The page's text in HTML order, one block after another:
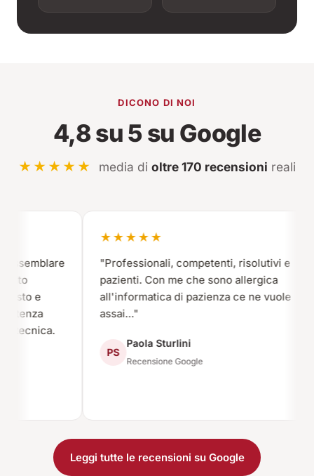
DICONO DI NOI
4,8 su 5 su Google
★★★★★ media di oltre 170 recensioni reali
★★★★★
"Professionali, competenti, risolutivi e
pazienti. Con me che sono allergica
all'informatica di pazienza ce ne vuole
assai…"
Paola Sturlini
Recensione Google
Leggi tutte le recensioni su Google